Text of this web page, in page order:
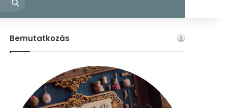
Bemutatkozás